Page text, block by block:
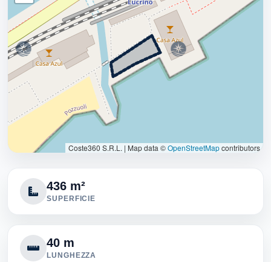
Coste360 S.R.L. | Map data ©OpenStreetMapcontributors
436 m²
SUPERFICIE
40 m
LUNGHEZZA